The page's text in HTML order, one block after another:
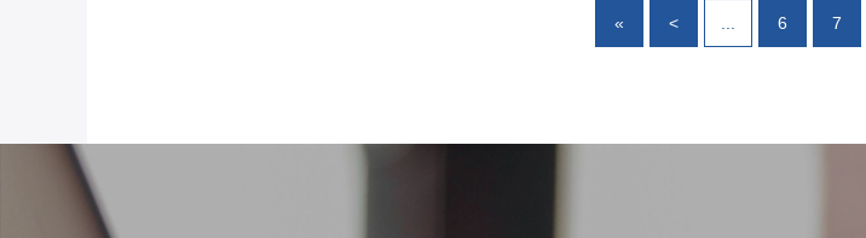
« < 6 7